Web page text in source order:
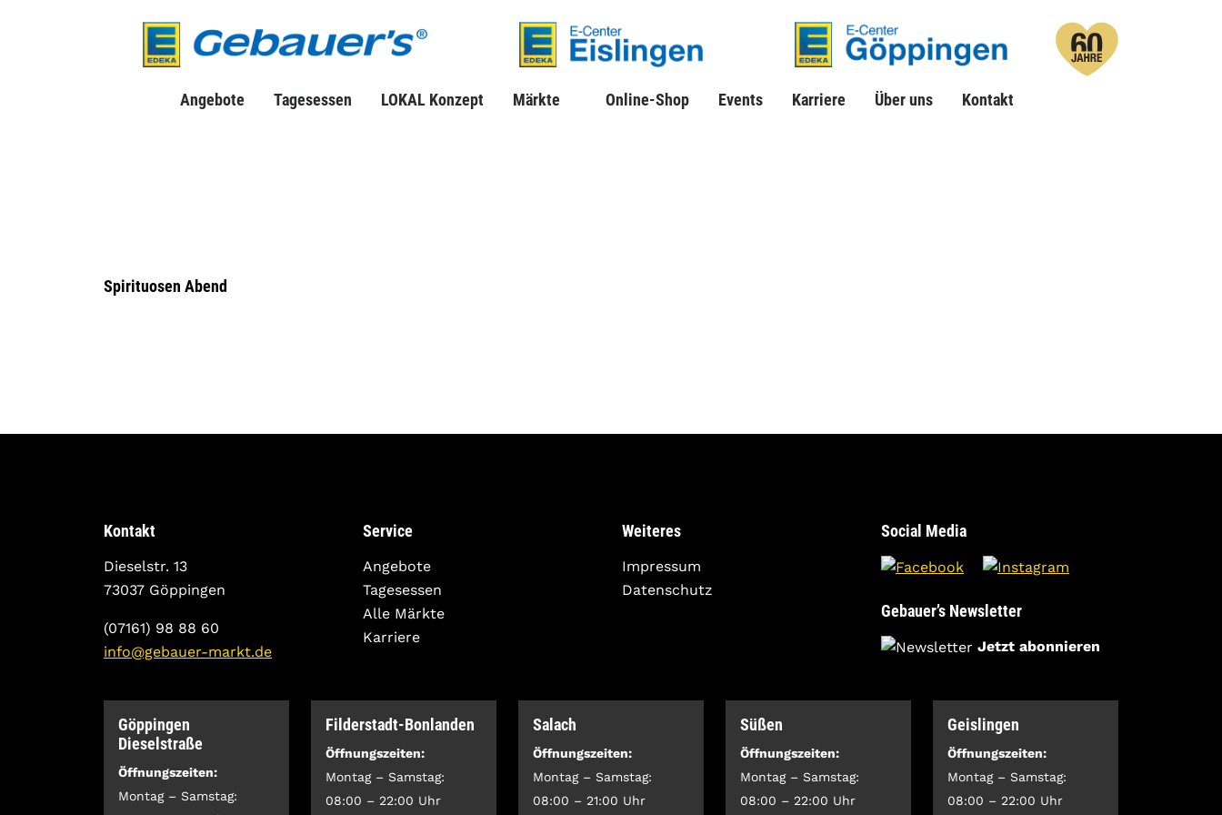
Angebote Tagesessen LOKAL Konzept Märkte Online-Shop Events Karriere Über uns Kontakt
Suche
Spirituosen Abend
Kontakt
Dieselstr. 13
73037 Göppingen
(07161) 98 88 60
info@gebauer-markt.de
Service
Angebote
Tagesessen
Alle Märkte
Karriere
Weiteres
Impressum
Datenschutz
Social Media
Gebauer’s Newsletter
Jetzt abonnieren
Göppingen
Dieselstraße
Öffnungszeiten:
Montag – Samstag:
Filderstadt-Bonlanden
Öffnungszeiten:
Montag – Samstag:
08:00 – 22:00 Uhr
Salach
Öffnungszeiten:
Montag – Samstag:
08:00 – 21:00 Uhr
Süßen
Öffnungszeiten:
Montag – Samstag:
08:00 – 22:00 Uhr
Geislingen
Öffnungszeiten:
Montag – Samstag:
08:00 – 22:00 Uhr